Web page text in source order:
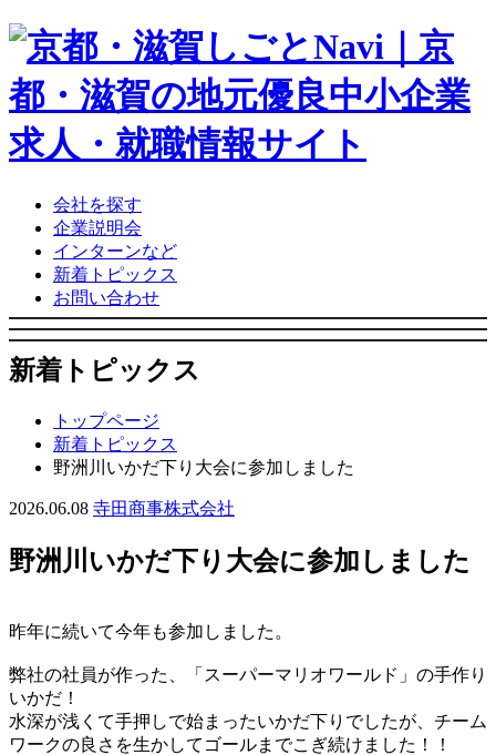
会社を探す
企業説明会
インターンなど
新着トピックス
お問い合わせ
新着トピックス
トップページ
新着トピックス
野洲川いかだ下り大会に参加しました
2026.06.08 寺田商事株式会社
野洲川いかだ下り大会に参加しました
昨年に続いて今年も参加しました。
弊社の社員が作った、「スーパーマリオワールド」の手作り
いかだ！
水深が浅くて手押しで始まったいかだ下りでしたが、チーム
ワークの良さを生かしてゴールまでこぎ続けました！！